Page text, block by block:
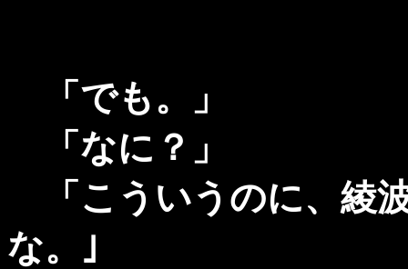
「でも。」
「なに？」
「こういうのに、綾
な。｣